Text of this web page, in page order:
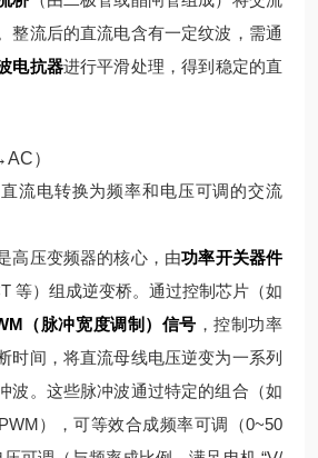
整流后的直流电含有一定纹波，需通
电抗器进行平滑处理，得到稳定的直
）
直流电转换为频率和电压可调的交流
高压变频器的核心，由功率开关器件
等）组成逆变桥。通过控制芯片（如
（脉冲宽度调制）信号 ，控制功率
时间，将直流母线电压逆变为一系列
波。 这些脉冲波通过特定的组合（如
），可等效合成频率可调（0~50